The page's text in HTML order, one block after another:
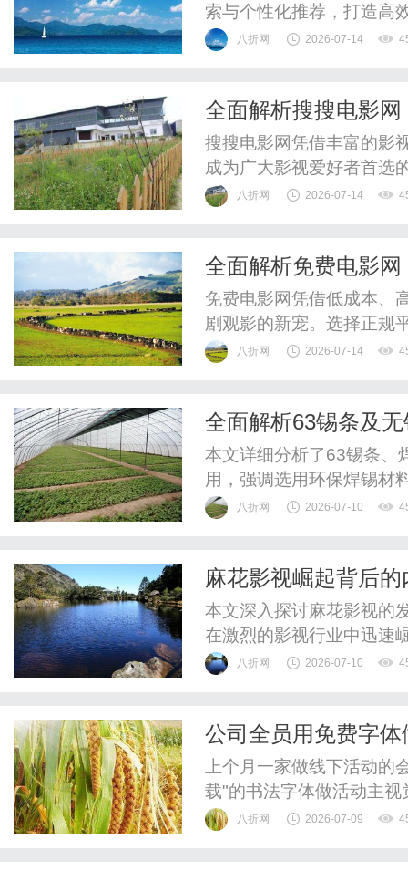
索与个性化推荐，打造高
八折网 2026-07-14
全面解析搜搜电影
搜搜电影网凭借丰富的影
成为广大影视爱好者首选
方式。
八折网 2026-07-14
全面解析免费电影
免费电影网凭借低成本、
剧观影的新宠。选择正规
展。
八折网 2026-07-14
全面解析63锡条及
本文详细分析了63锡条、
用，强调选用环保焊锡材
八折网 2026-07-10
麻花影视崛起背后
本文深入探讨麻花影视的
在激烈的影视行业中迅速
八折网 2026-07-10
公司全员用免费字
京版权律师给企业
上个月一家做线下活动
载"的书法字体做活动主
料，结果被字体公司发律
八折网 2026-07-09